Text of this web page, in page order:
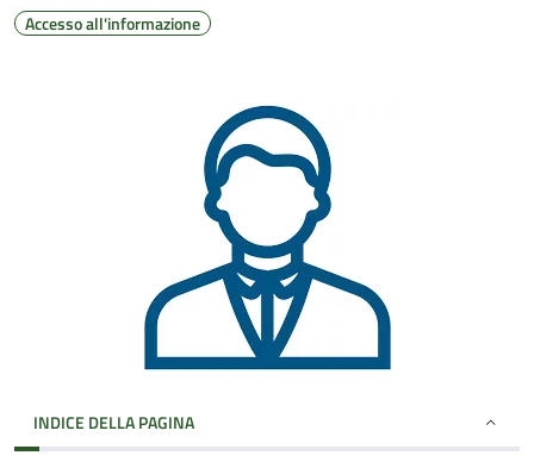
Accesso all'informazione
INDICE DELLA PAGINA